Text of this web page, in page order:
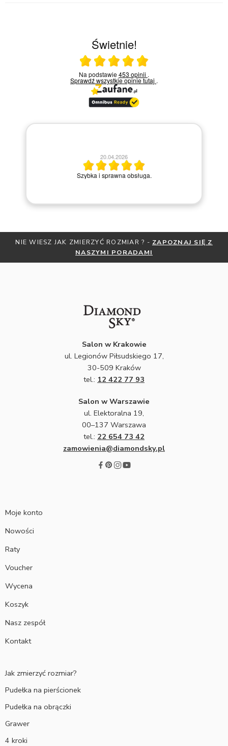
Świetnie!
Ocena średnia 5 na 5
Na podstawie453 opinii .
Sprawdź wszystkie opinietutaj .
20.04.2026
Szybka i sprawna obsługa.
NIE WIESZ JAK ZMIERZYĆ ROZMIAR ? - ZAPOZNAJ SIĘ Z
NASZYMI PORADAMI
Salon w Krakowie
ul. Legionów Piłsudskiego 17,
30-509 Kraków
tel.: 12 422 77 93
Salon w Warszawie
ul. Elektoralna 19,
00–137 Warszawa
tel.: 22 654 73 42
zamowienia@diamondsky.pl
Moje konto
Nowości
Raty
Voucher
Wycena
Koszyk
Nasz zespół
Kontakt
Jak zmierzyć rozmiar?
Pudełka na pierścionek
Pudełka na obrączki
Grawer
4 kroki